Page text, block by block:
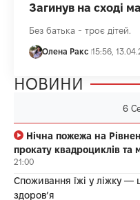
Загинув на сході
Без батька - троє дітей.
Олена Ракс 15:56,
НОВИНИ
6
Нічна пожежа на
прокату квадроциклів та
21:00
Споживання їжі у ліжку —
здоров’я